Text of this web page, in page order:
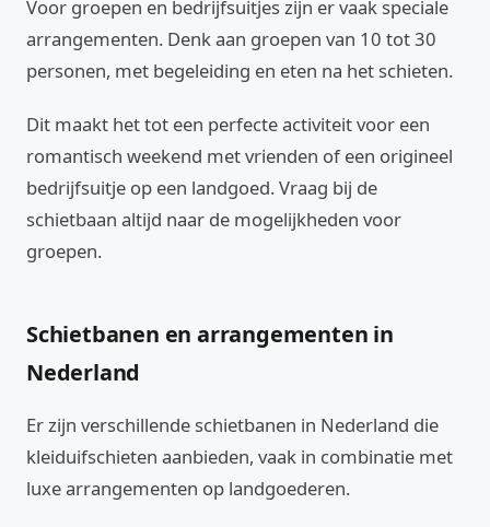
Voor groepen en bedrijfsuitjes zijn er vaak speciale
arrangementen. Denk aan groepen van 10 tot 30
personen, met begeleiding en eten na het schieten.
Dit maakt het tot een perfecte activiteit voor een
romantisch weekend met vrienden of een origineel
bedrijfsuitje op een landgoed. Vraag bij de
schietbaan altijd naar de mogelijkheden voor
groepen.
Schietbanen en arrangementen in
Nederland
Er zijn verschillende schietbanen in Nederland die
kleiduifschieten aanbieden, vaak in combinatie met
luxe arrangementen op landgoederen.